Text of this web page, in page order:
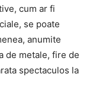
cum ar fi
se poate
anumite
de metale, fire de
spectaculos la